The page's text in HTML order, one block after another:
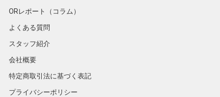
ORレポート（コラム）
よくある質問
スタッフ紹介
会社概要
特定商取引法に基づく表記
プライバシーポリシー